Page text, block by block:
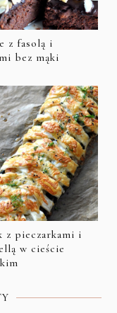
z fasolą i
bez mąki
z pieczarkami i
w cieście